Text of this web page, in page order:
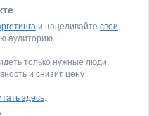
и нацеливайте свои
аудиторию
только нужные люди,
и снизит цену
здесь.